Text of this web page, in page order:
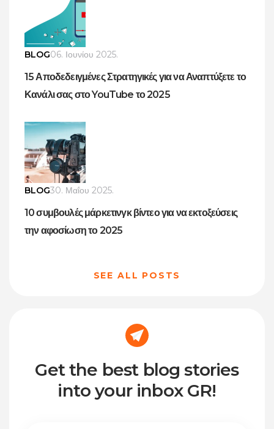
BLOG06. Ιουνίου 2025.
15 Αποδεδειγμένες Στρατηγικές για να Αναπτύξετε το
Κανάλι σας στο YouTube το 2025
BLOG30. Μαΐου 2025.
10 συμβουλές μάρκετινγκ βίντεο για να εκτοξεύσεις
την αφοσίωση το 2025
SEE ALL POSTS
Get the best blog stories
into your inbox GR!